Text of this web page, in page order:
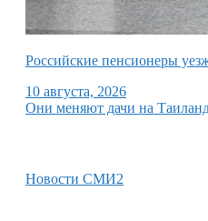
Российские пенсионеры
10 августа, 2026
Они меняют дачи на
Новости СМИ2